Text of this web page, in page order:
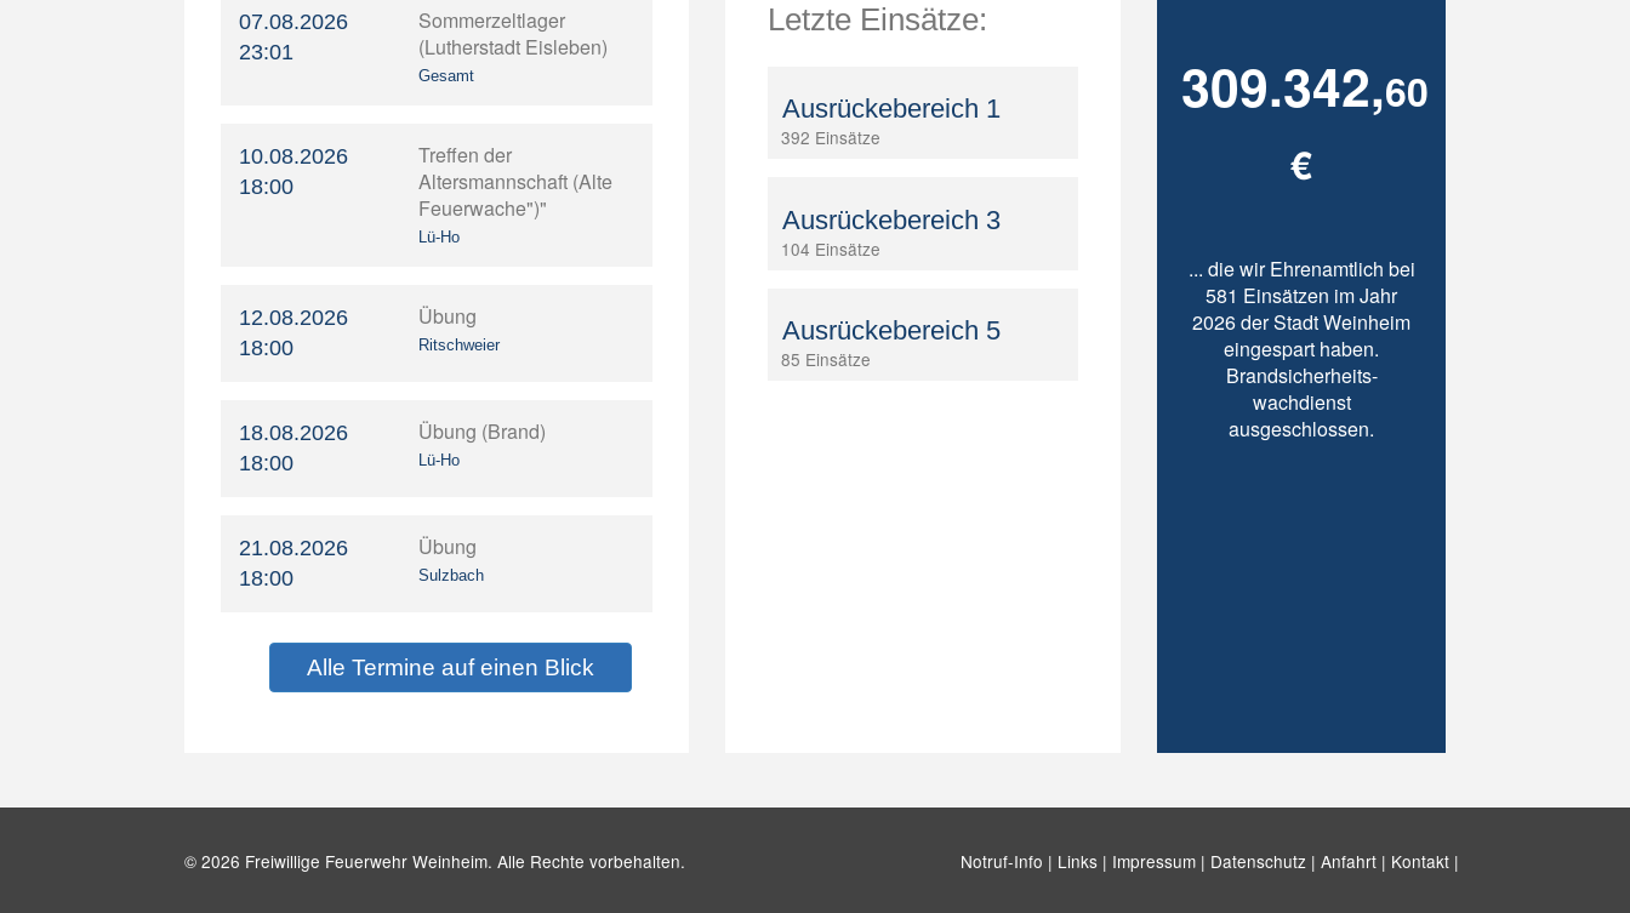
07.08.2026
23:01
Sommerzeltlager
(Lutherstadt Eisleben)
Gesamt
10.08.2026
18:00
Treffen der
Altersmannschaft (Alte
Feuerwache")"
Lü-Ho
12.08.2026
18:00
Übung
Ritschweier
18.08.2026
18:00
Übung (Brand)
Lü-Ho
21.08.2026
18:00
Übung
Sulzbach
Alle Termine auf einen Blick
Letzte Einsätze:
Ausrückebereich 1
392 Einsätze
Ausrückebereich 3
104 Einsätze
Ausrückebereich 5
85 Einsätze
309.342,60
€
... die wir Ehrenamtlich bei
581 Einsätzen im Jahr
2026 der Stadt Weinheim
eingespart haben.
Brandsicherheits-
wachdienst
ausgeschlossen.
© 2026 Freiwillige Feuerwehr Weinheim. Alle Rechte vorbehalten. Notruf-Info | Links | Impressum | Datenschutz | Anfahrt | Kontakt |